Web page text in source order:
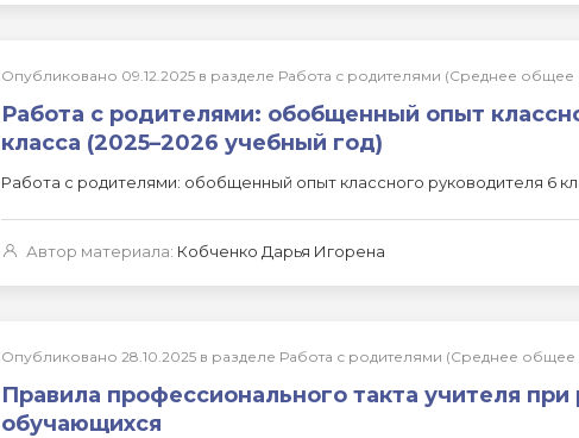
Опубликовано 09.12.2025 в разделе Работа с родителями (Среднее
Работа с родителями: обобщенный опыт
класса (2025–2026 учебный год)
Работа с родителями: обобщенный опыт классного руководителя 6
Автор материала: Кобченко Дарья Игорена
Опубликовано 28.10.2025 в разделе Работа с родителями (Среднее
Правила профессионального такта учителя
обучающихся